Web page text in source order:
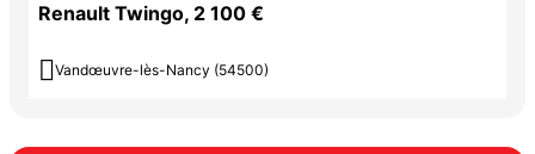
Renault Twingo, 2 100 €
 Vandœuvre-lès-Nancy (54500)